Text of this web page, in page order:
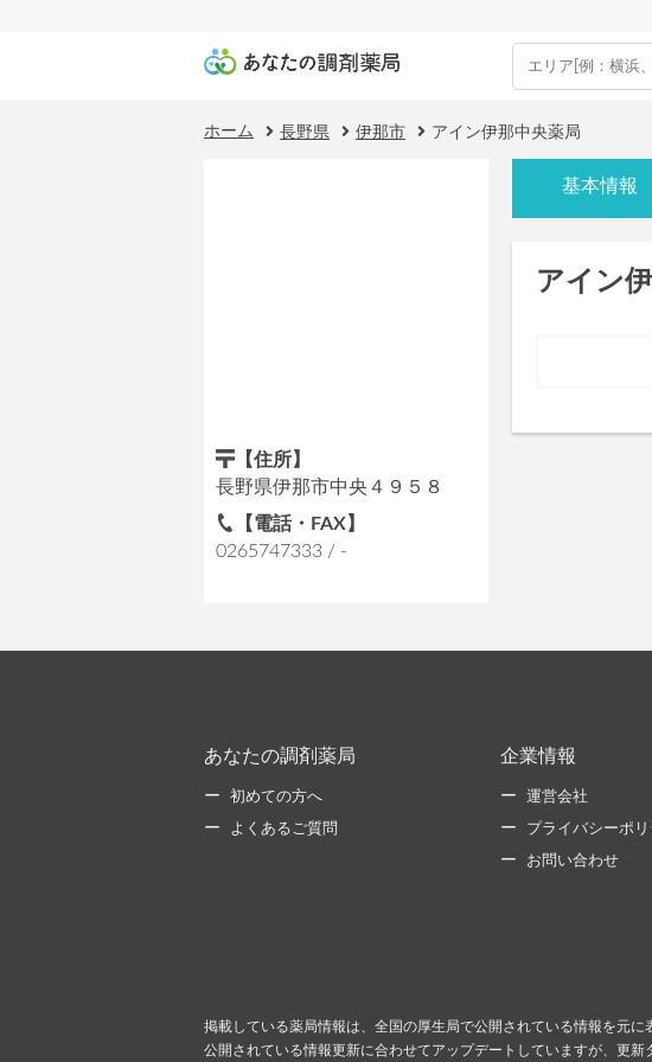
ホーム 長野県 伊那市 アイン伊那中央薬局
【住所】
長野県伊那市中央４９５８
【電話・FAX】
0265747333 / -
基本情報
アイン
あなたの調剤薬局
初めての方へ
よくあるご質問
企業情報
運営会社
プライバシーポリ
お問い合わせ
掲載している薬局情報は、全国の厚生局で公開されている情報を元に
公開されている情報更新に合わせてアップデートしていますが、更